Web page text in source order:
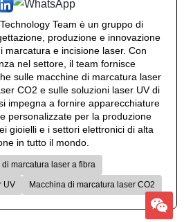
Team è un gruppo di
produzione e innovazione
marcatura e incisione laser. Con
nel settore, il team fornisce
sulle macchine di marcatura laser
CO2 e sulle soluzioni laser UV di
impegna a fornire apparecchiature
personalizzate per la produzione
gioielli e i settori elettronici di alta
in tutto il mondo.
di marcatura laser a fibra
UV Macchina di marcatura laser CO2